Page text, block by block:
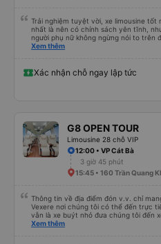
Trải nghiệm tuyệt vời, xe limousine
nhất là nên có chính sách yên tĩnh,
người phụ nữ không ngừng nói to trên
tôn trọng. Những hành khách khác,
thiệu
Xem thêm
Xác nhận chỗ ngay lập tức
G8 OPEN TOUR
Limousine 28 chỗ VIP
12:00 • VP Cát Bà
3 giờ 45 phút
15:45 • 160 Trần Quang
Thông tin về địa điểm đón v.v. chỉ
Vexere nơi chúng tôi có thể đến trực
vẫn là xe buýt nhỏ đưa chúng tôi đến
vấn đề. Chúng tôi khởi hành đúng giờ
Xem thêm